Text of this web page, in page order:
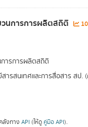
นการการผลิตสถิติ
ารการผลิตสถิติ
สารสนเทศและการสื่อสาร สป.
ลังทาง API (ให้ดู คู่มือ API).